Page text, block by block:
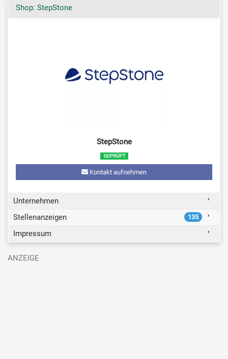
Shop: StepStone
StepStone
Kontakt aufnehmen
Unternehmen
Stellenanzeigen
135
Impressum